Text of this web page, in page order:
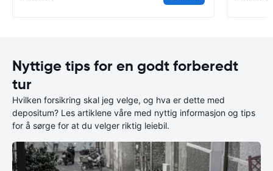
Nyttige tips for en godt forberedt
tur
Hvilken forsikring skal jeg velge, og hva er dette med
depositum? Les artiklene våre med nyttig informasjon og tips
for å sørge for at du velger riktig leiebil.